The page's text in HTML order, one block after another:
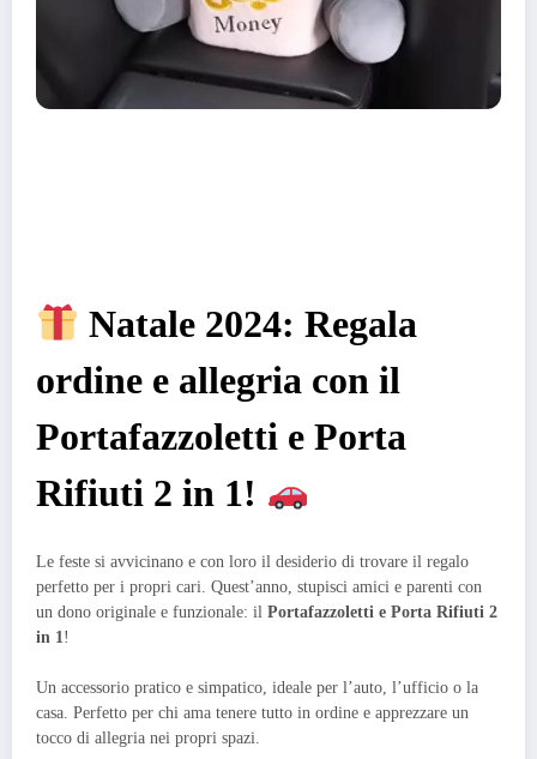
Natale 2024: Regala
ordine e allegria con il
Portafazzoletti e Porta
Rifiuti 2 in 1!
Le feste si avvicinano e con loro il desiderio di trovare il regalo
perfetto per i propri cari. Quest’anno, stupisci amici e parenti con
un dono originale e funzionale: il Portafazzoletti e Porta Rifiuti 2
in 1 !
Un accessorio pratico e simpatico, ideale per l’auto, l’ufficio o la
casa. Perfetto per chi ama tenere tutto in ordine e apprezzare un
tocco di allegria nei propri spazi.